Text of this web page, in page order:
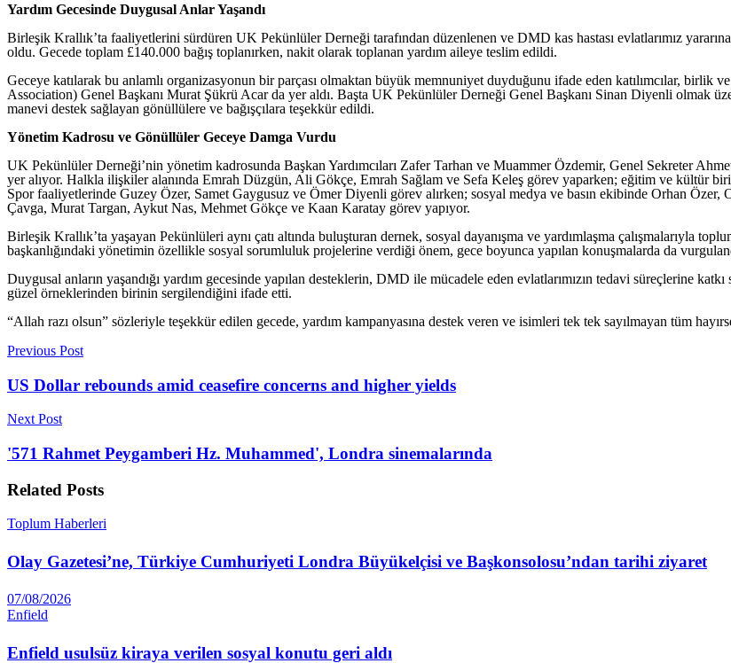
Yardım Gecesinde Duygusal Anlar Yaşandı
Birleşik Krallık’ta faaliyetlerini sürdüren UK Pekünlüler Derneği tarafından düzenlenen ve DMD kas hastası evlatlarımız
oldu. Gecede toplam £140.000 bağış toplanırken, nakit olarak toplanan yardım aileye teslim edildi.
Geceye katılarak bu anlamlı organizasyonun bir parçası olmaktan büyük memnuniyet duyduğunu ifade eden katılımcılar, birlik
Association) Genel Başkanı Murat Şükrü Acar da yer aldı. Başta UK Pekünlüler Derneği Genel Başkanı Sinan Diyenli olmak
manevi destek sağlayan gönüllülere ve bağışçılara teşekkür edildi.
Yönetim Kadrosu ve Gönüllüler Geceye Damga Vurdu
UK Pekünlüler Derneği’nin yönetim kadrosunda Başkan Yardımcıları Zafer Tarhan ve Muammer Özdemir, Genel Sekreter
yer alıyor. Halkla ilişkiler alanında Emrah Düzgün, Ali Gökçe, Emrah Sağlam ve Sefa Keleş görev yaparken; eğitim ve kültür
Spor faaliyetlerinde Guzey Özer, Samet Gaygusuz ve Ömer Diyenli görev alırken; sosyal medya ve basın ekibinde Orhan
Çavga, Murat Targan, Aykut Nas, Mehmet Gökçe ve Kaan Karatay görev yapıyor.
Birleşik Krallık’ta yaşayan Pekünlüleri aynı çatı altında buluşturan dernek, sosyal dayanışma ve yardımlaşma çalışmalarıyla
başkanlığındaki yönetimin özellikle sosyal sorumluluk projelerine verdiği önem, gece boyunca yapılan konuşmalarda da
Duygusal anların yaşandığı yardım gecesinde yapılan desteklerin, DMD ile mücadele eden evlatlarımızın tedavi süreçlerine
güzel örneklerinden birinin sergilendiğini ifade etti.
“Allah razı olsun” sözleriyle teşekkür edilen gecede, yardım kampanyasına destek veren ve isimleri tek tek sayılmayan tüm
Previous Post
US Dollar rebounds amid ceasefire concerns and higher yields
Next Post
'571 Rahmet Peygamberi Hz. Muhammed', Londra sinemalarında
Related Posts
Toplum Haberleri
Olay Gazetesi’ne, Türkiye Cumhuriyeti Londra Büyükelçisi ve Başkonsolosu’ndan tarihi ziyaret
07/08/2026
Enfield
Enfield usulsüz kiraya verilen sosyal konutu geri aldı